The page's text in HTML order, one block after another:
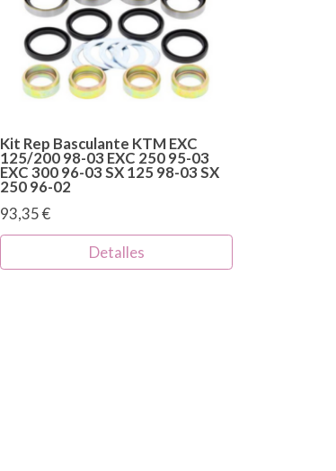
Kit Rep Basculante KTM EXC
125/200 98-03 EXC 250 95-03
EXC 300 96-03 SX 125 98-03 SX
250 96-02
93,35 €
Detalles